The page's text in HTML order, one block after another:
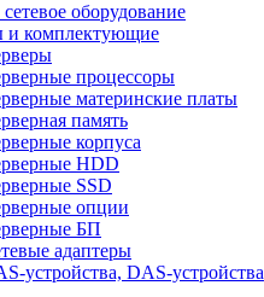
оборудование
и комплектующие
процессоры
материнские платы
память
корпуса
HDD
SSD
опции
БП
адаптеры
устройства, DAS-устройства